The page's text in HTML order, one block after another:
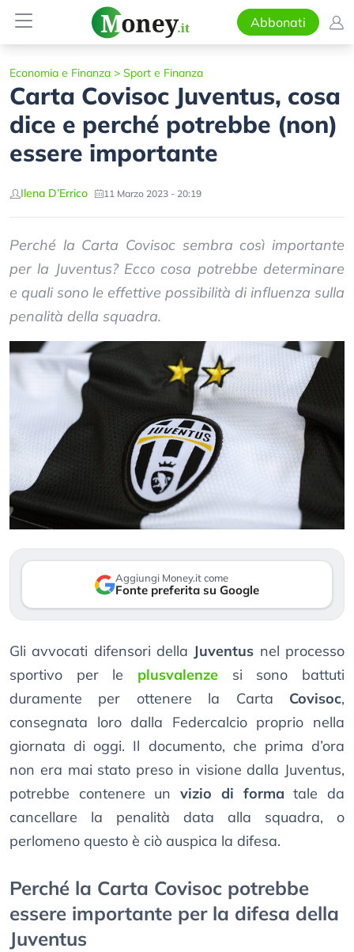
Abbonati
Economia e Finanza > Sport e Finanza
Carta Covisoc Juventus, cosa
dice e perché potrebbe (non)
essere importante
Ilena D’Errico 11 Marzo 2023 - 20:19
Perché la Carta Covisoc sembra così importante
per la Juventus? Ecco cosa potrebbe determinare
e quali sono le effettive possibilità di influenza sulla
penalità della squadra.
Aggiungi Money.it come
Fonte preferita su Google
Gli avvocati difensori della Juventus nel processo
sportivo per le plusvalenze si sono battuti
duramente per ottenere la Carta Covisoc,
consegnata loro dalla Federcalcio proprio nella
giornata di oggi. Il documento, che prima d’ora
non era mai stato preso in visione dalla Juventus,
potrebbe contenere unvizio di forma tale da
cancellare la penalità data alla squadra, o
perlomeno questo è ciò auspica la difesa.
Perché la Carta Covisoc potrebbe
essere importante per la difesa della
Juventus